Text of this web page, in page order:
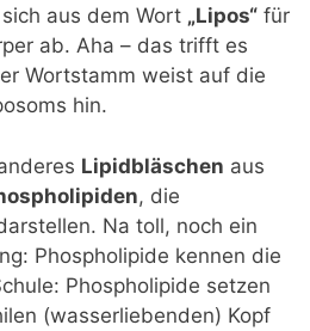
aus dem Wort „Lipos“ für
ab. Aha – das trifft es
Wortstamm weist auf die
hin.
Lipidbläschen aus
, die
Na toll, noch ein
Phospholipide kennen die
Phospholipide setzen
(wasserliebenden) Kopf